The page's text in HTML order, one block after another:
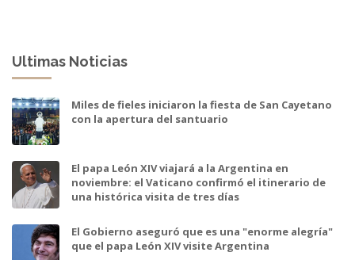
Ultimas Noticias
Miles de fieles iniciaron la fiesta de San Cayetano
con la apertura del santuario
El papa León XIV viajará a la Argentina en
noviembre: el Vaticano confirmó el itinerario de
una histórica visita de tres días
El Gobierno aseguró que es una "enorme alegría"
que el papa León XIV visite Argentina